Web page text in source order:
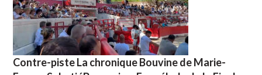
Contre-piste La chronique Bouvine de Marie-